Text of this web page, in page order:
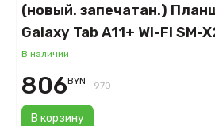
(новый. запечатан.)
Galaxy Tab A11+ Wi-Fi SM-
(серебристый)
В наличии
В корзину
806BYN 970